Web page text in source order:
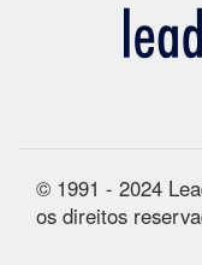
© 1991 - 2024
os direitos